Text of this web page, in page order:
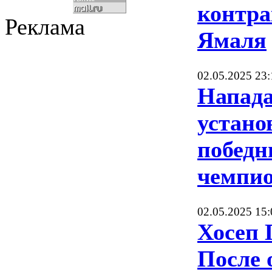
Реклама
Ямаля
02.05.2025
02.05.2025
Хосеп
После